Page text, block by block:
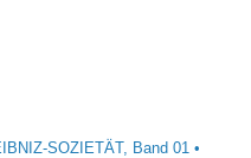
SOZIETÄT, Band 01 •